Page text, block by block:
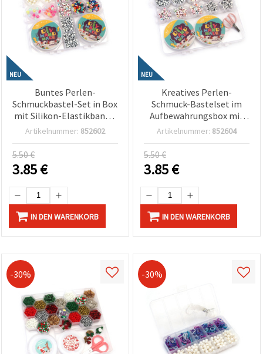
NEU
Buntes Perlen-
Schmuckbastel-Set in Box
mit Silikon-Elastikband –
Assortiert (gemischt) –
DIY-Schmuck herstellen –
Bastelbedarf für Hobby &
Kreativshop
Artikelnummer: 852602
5.50 €
3.85€
IN DEN WARENKORB
NEU
Kreatives Perlen-
Schmuck-Bastelset im
Aufbewahrungsbox mit
Silikon-Elasticfaden und
Artikelnummer: 852604
5.50 €
3.85€
IN DEN WARENKORB
-30% -30%